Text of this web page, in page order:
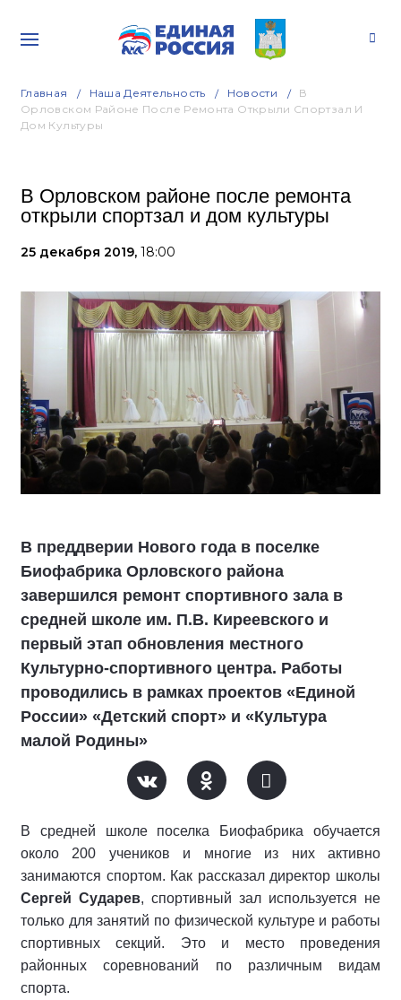
Главная Наша Деятельность Новости
В
Орловском Районе После Ремонта Открыли Спортзал И
Дом Культуры
В Орловском районе после ремонта
открыли спортзал и дом культуры
25 декабря 2019, 18:00
В преддверии Нового года в поселке
Биофабрика Орловского района
завершился ремонт спортивного зала в
средней школе им. П.В. Киреевского и
первый этап обновления местного
Культурно-спортивного центра. Работы
проводились в рамках проектов «Единой
России» «Детский спорт» и «Культура
малой Родины»
В средней школе поселка Биофабрика обучается
около 200 учеников и многие из них активно
занимаются спортом. Как рассказал директор школы
Сергей Сударев, спортивный зал используется не
только для занятий по физической культуре и работы
спортивных секций. Это и место проведения
районных соревнований по различным видам
спорта.